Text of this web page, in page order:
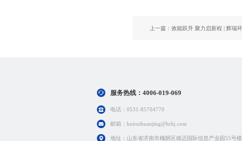
服务热线：4006-019-069
电话：0531-85704770
邮箱：huiruihuanjing@hrhj.com
地址：山东省济南市槐荫区德迈国际信息产业园55号楼